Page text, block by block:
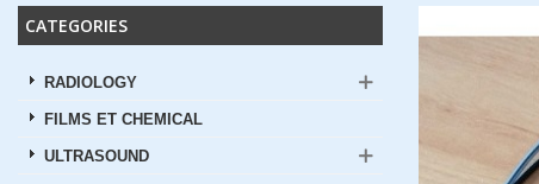
CATEGORIES
RADIOLOGY
FILMS ET CHEMICAL
ULTRASOUND